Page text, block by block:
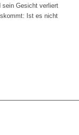
sein Gesicht verliert
Ist es nicht